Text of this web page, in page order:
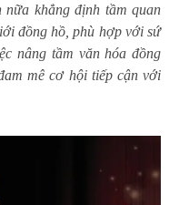
khẳng định tầm quan
đồng hồ, phù hợp với sứ
nâng tầm văn hóa đồng
mê cơ hội tiếp cận với